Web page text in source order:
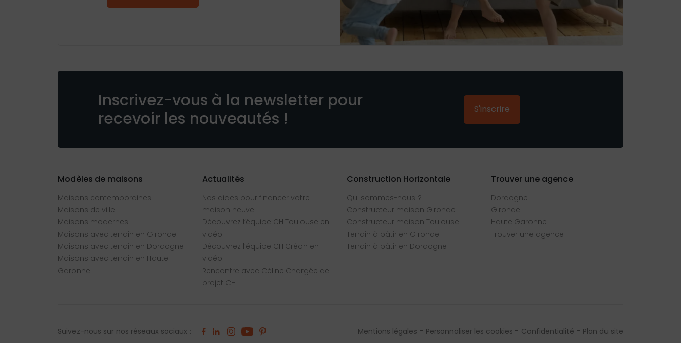
Inscrivez-vous à la newsletter pour
recevoir les nouveautés !
S'inscrire
Modèles de maisons
Maisons contemporaines
Maisons de ville
Maisons modernes
Maisons avec terrain en Gironde
Maisons avec terrain en Dordogne
Maisons avec terrain en Haute-
Garonne
Actualités
Nos aides pour financer votre
maison neuve !
Découvrez l’équipe CH Toulouse en
vidéo
Découvrez l’équipe CH Créon en
vidéo
Rencontre avec Céline Chargée de
projet CH
Construction Horizontale
Qui sommes-nous ?
Constructeur maison Gironde
Constructeur maison Toulouse
Terrain à bâtir en Gironde
Terrain à bâtir en Dordogne
Trouver une agence
Dordogne
Gironde
Haute Garonne
Trouver une agence
Suivez-nous sur nos réseaux sociaux : Mentions légales Personnaliser les cookies Confidentialité Plan du site